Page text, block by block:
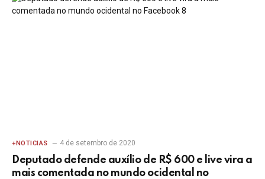
+NOTICIAS 4 de setembro de 2020
Deputado defende auxílio de R$ 600 e live vira a
mais comentada no mundo ocidental no